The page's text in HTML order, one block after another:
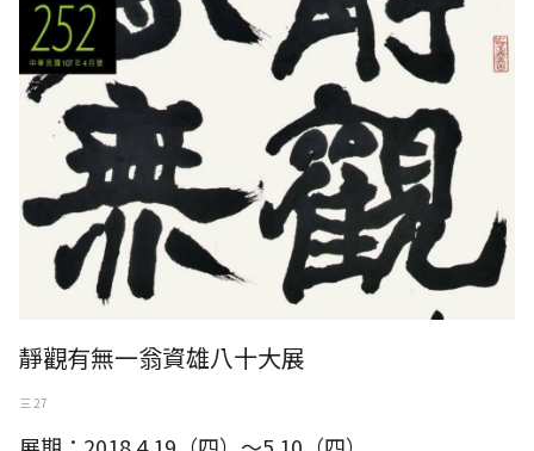
靜觀有無一翁資雄八十大展
三 27